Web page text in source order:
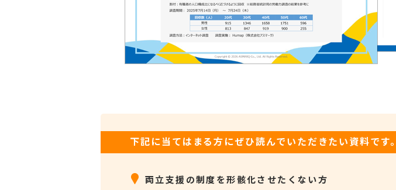
下記に当てはまる方にぜひ読んでいただきたい資料です。
両立支援の制度を形骸化させたくない方